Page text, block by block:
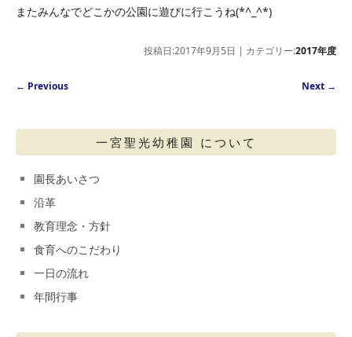
またみんなでどこかの公園に遊びに行こうね(*^_^*)
投稿日:2017年9月5日 | カテゴリー:2017年度
Post navigation
← Previous Next →
一宮聖光幼稚園 について
園長あいさつ
沿革
教育理念・方針
食育へのこだわり
一日の流れ
年間行事